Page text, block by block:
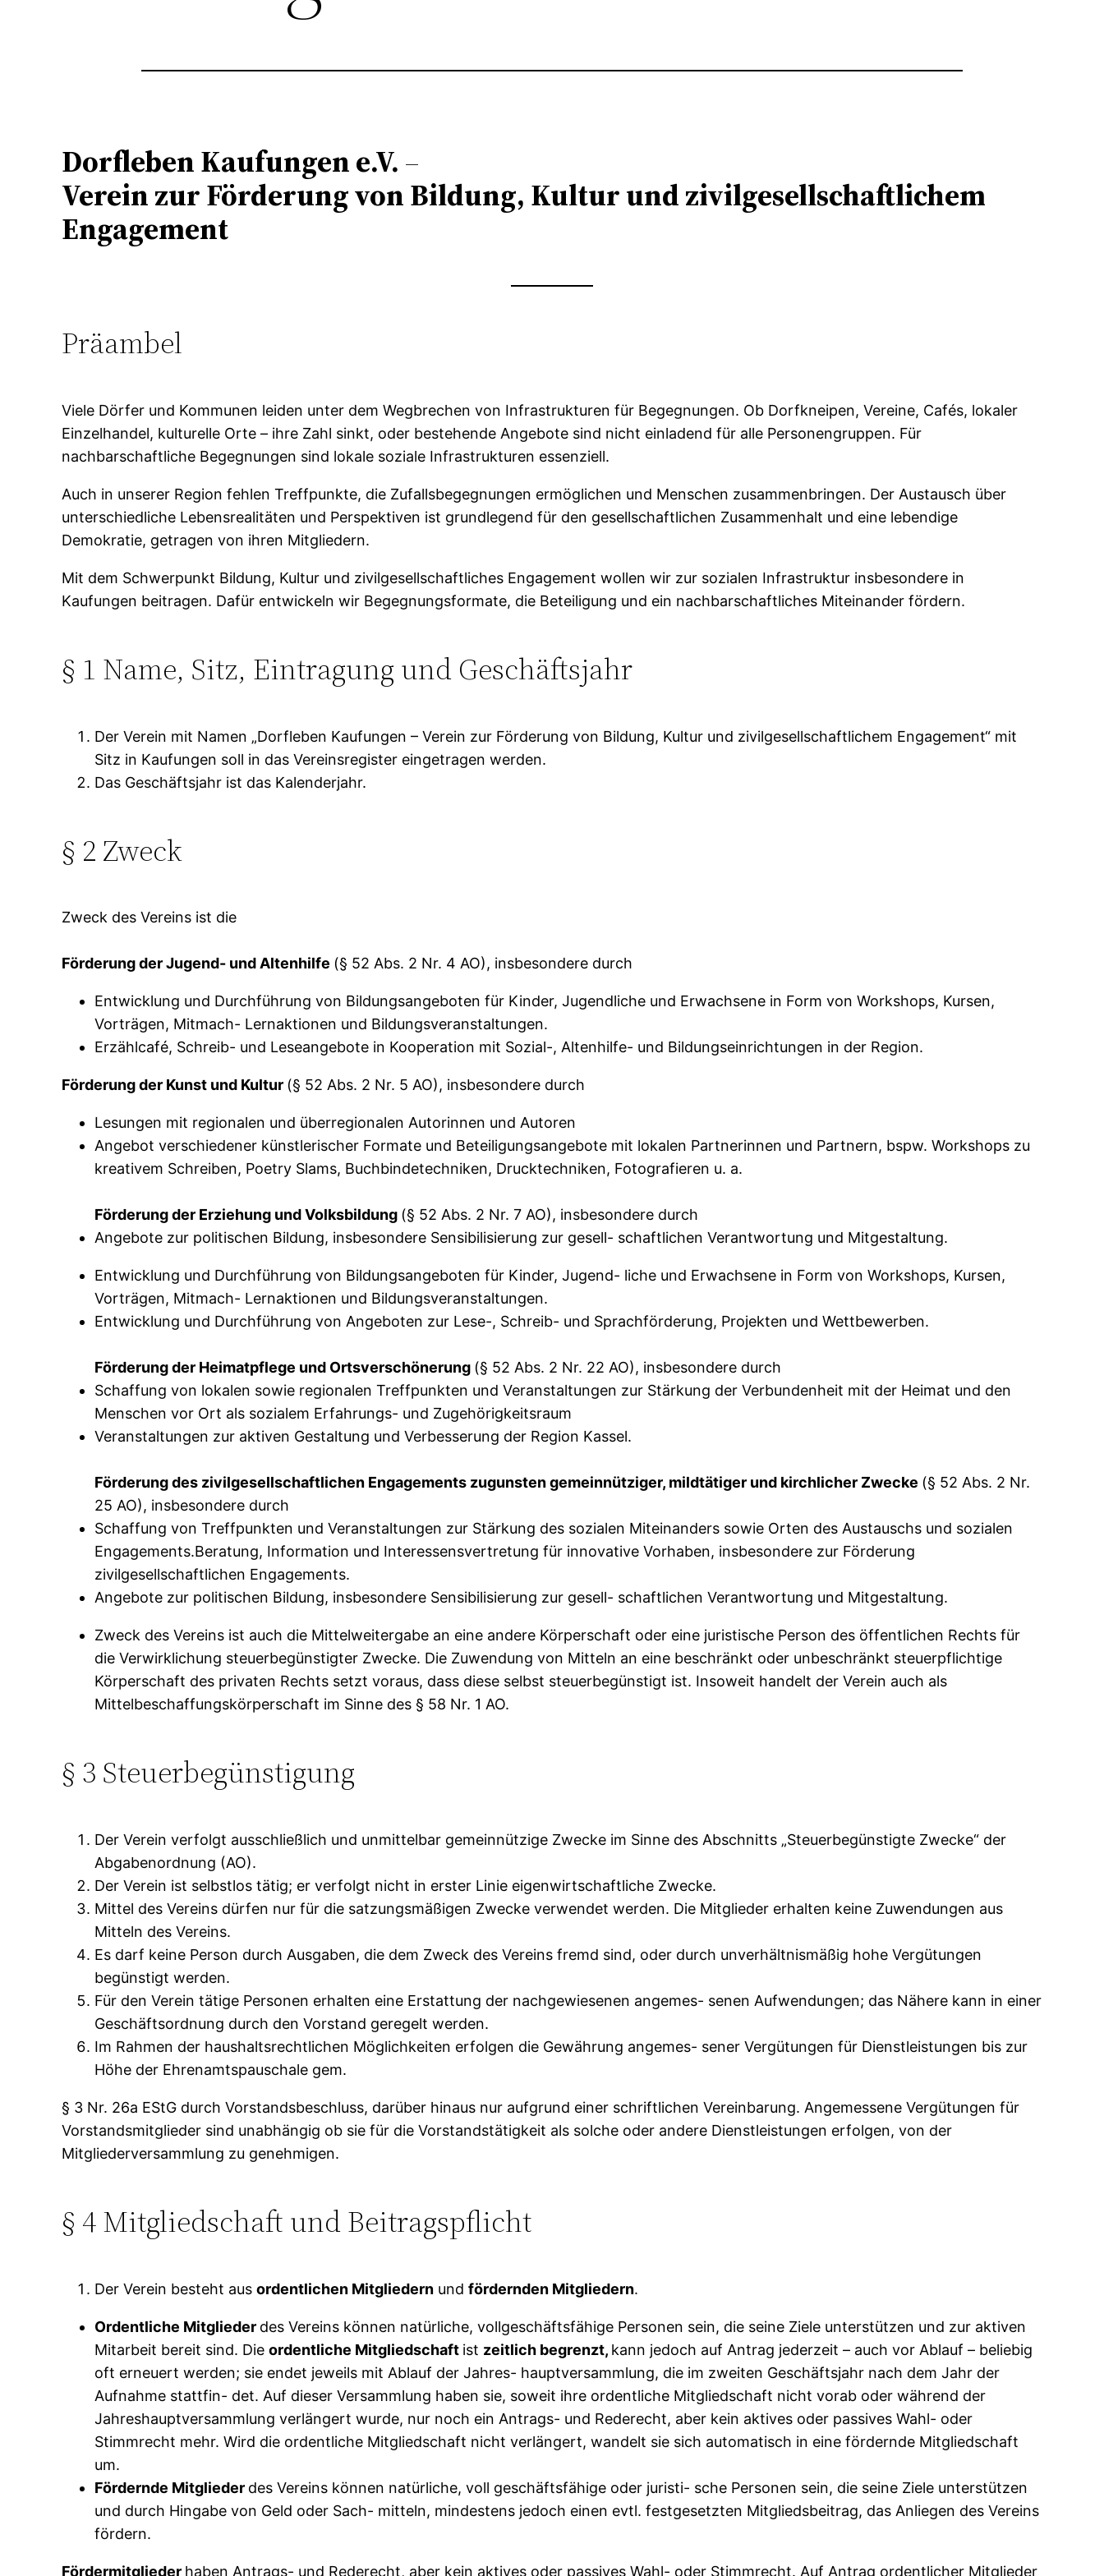
Dorfleben Kaufungen e.V. –
Verein zur Förderung von Bildung, Kultur und zivilgesellschaftlichem
Engagement
Präambel
Viele Dörfer und Kommunen leiden unter dem Wegbrechen von Infrastrukturen für Begegnungen. Ob Dorfkneipen, Vereine, Cafés, lokaler
Einzelhandel, kulturelle Orte – ihre Zahl sinkt, oder bestehende Angebote sind nicht einladend für alle Personengruppen. Für
nachbarschaftliche Begegnungen sind lokale soziale Infrastrukturen essenziell.
Auch in unserer Region fehlen Treffpunkte, die Zufallsbegegnungen ermöglichen und Menschen zusammenbringen. Der Austausch über
unterschiedliche Lebensrealitäten und Perspektiven ist grundlegend für den gesellschaftlichen Zusammenhalt und eine lebendige
Demokratie, getragen von ihren Mitgliedern.
Mit dem Schwerpunkt Bildung, Kultur und zivilgesellschaftliches Engagement wollen wir zur sozialen Infrastruktur insbesondere in
Kaufungen beitragen. Dafür entwickeln wir Begegnungsformate, die Beteiligung und ein nachbarschaftliches Miteinander fördern.
§ 1 Name, Sitz, Eintragung und Geschäftsjahr
Der Verein mit Namen „Dorfleben Kaufungen – Verein zur Förderung von Bildung, Kultur und zivilgesellschaftlichem Engagement“ mit
Sitz in Kaufungen soll in das Vereinsregister eingetragen werden.
Das Geschäftsjahr ist das Kalenderjahr.
§ 2 Zweck
Zweck des Vereins ist die
Förderung der Jugend- und Altenhilfe (§ 52 Abs. 2 Nr. 4 AO), insbesondere durch
Entwicklung und Durchführung von Bildungsangeboten für Kinder, Jugendliche und Erwachsene in Form von Workshops, Kursen,
Vorträgen, Mitmach- Lernaktionen und Bildungsveranstaltungen.
Erzählcafé, Schreib- und Leseangebote in Kooperation mit Sozial-, Altenhilfe- und Bildungseinrichtungen in der Region.
Förderung der Kunst und Kultur (§ 52 Abs. 2 Nr. 5 AO), insbesondere durch
Lesungen mit regionalen und überregionalen Autorinnen und Autoren
Angebot verschiedener künstlerischer Formate und Beteiligungsangebote mit lokalen Partnerinnen und Partnern, bspw. Workshops zu
kreativem Schreiben, Poetry Slams, Buchbindetechniken, Drucktechniken, Fotografieren u. a.
Förderung der Erziehung und Volksbildung (§ 52 Abs. 2 Nr. 7 AO), insbesondere durch
Angebote zur politischen Bildung, insbesondere Sensibilisierung zur gesell- schaftlichen Verantwortung und Mitgestaltung.
Entwicklung und Durchführung von Bildungsangeboten für Kinder, Jugend- liche und Erwachsene in Form von Workshops, Kursen,
Vorträgen, Mitmach- Lernaktionen und Bildungsveranstaltungen.
Entwicklung und Durchführung von Angeboten zur Lese-, Schreib- und Sprachförderung, Projekten und Wettbewerben.
Förderung der Heimatpflege und Ortsverschönerung (§ 52 Abs. 2 Nr. 22 AO), insbesondere durch
Schaffung von lokalen sowie regionalen Treffpunkten und Veranstaltungen zur Stärkung der Verbundenheit mit der Heimat und den
Menschen vor Ort als sozialem Erfahrungs- und Zugehörigkeitsraum
Veranstaltungen zur aktiven Gestaltung und Verbesserung der Region Kassel.
Förderung des zivilgesellschaftlichen Engagements zugunsten gemeinnütziger, mildtätiger und kirchlicher Zwecke (§ 52 Abs. 2 Nr.
25 AO), insbesondere durch
Schaffung von Treffpunkten und Veranstaltungen zur Stärkung des sozialen Miteinanders sowie Orten des Austauschs und sozialen
Engagements.Beratung, Information und Interessensvertretung für innovative Vorhaben, insbesondere zur Förderung
zivilgesellschaftlichen Engagements.
Angebote zur politischen Bildung, insbesondere Sensibilisierung zur gesell- schaftlichen Verantwortung und Mitgestaltung.
Zweck des Vereins ist auch die Mittelweitergabe an eine andere Körperschaft oder eine juristische Person des öffentlichen Rechts für
die Verwirklichung steuerbegünstigter Zwecke. Die Zuwendung von Mitteln an eine beschränkt oder unbeschränkt steuerpflichtige
Körperschaft des privaten Rechts setzt voraus, dass diese selbst steuerbegünstigt ist. Insoweit handelt der Verein auch als
Mittelbeschaffungskörperschaft im Sinne des § 58 Nr. 1 AO.
§ 3 Steuerbegünstigung
Der Verein verfolgt ausschließlich und unmittelbar gemeinnützige Zwecke im Sinne des Abschnitts „Steuerbegünstigte Zwecke“ der
Abgabenordnung (AO).
Der Verein ist selbstlos tätig; er verfolgt nicht in erster Linie eigenwirtschaftliche Zwecke.
Mittel des Vereins dürfen nur für die satzungsmäßigen Zwecke verwendet werden. Die Mitglieder erhalten keine Zuwendungen aus
Mitteln des Vereins.
Es darf keine Person durch Ausgaben, die dem Zweck des Vereins fremd sind, oder durch unverhältnismäßig hohe Vergütungen
begünstigt werden.
Für den Verein tätige Personen erhalten eine Erstattung der nachgewiesenen angemes- senen Aufwendungen; das Nähere kann in einer
Geschäftsordnung durch den Vorstand geregelt werden.
Im Rahmen der haushaltsrechtlichen Möglichkeiten erfolgen die Gewährung angemes- sener Vergütungen für Dienstleistungen bis zur
Höhe der Ehrenamtspauschale gem.
§ 3 Nr. 26a EStG durch Vorstandsbeschluss, darüber hinaus nur aufgrund einer schriftlichen Vereinbarung. Angemessene Vergütungen für
Vorstandsmitglieder sind unabhängig ob sie für die Vorstandstätigkeit als solche oder andere Dienstleistungen erfolgen, von der
Mitgliederversammlung zu genehmigen.
§ 4 Mitgliedschaft und Beitragspflicht
Der Verein besteht ausordentlichen Mitgliedern undfördernden Mitgliedern.
Ordentliche Mitglieder des Vereins können natürliche, vollgeschäftsfähige Personen sein, die seine Ziele unterstützen und zur aktiven
Mitarbeit bereit sind. Dieordentliche Mitgliedschaft ist zeitlich begrenzt, kann jedoch auf Antrag jederzeit – auch vor Ablauf – beliebig
oft erneuert werden; sie endet jeweils mit Ablauf der Jahres- hauptversammlung, die im zweiten Geschäftsjahr nach dem Jahr der
Aufnahme stattfin- det. Auf dieser Versammlung haben sie, soweit ihre ordentliche Mitgliedschaft nicht vorab oder während der
Jahreshauptversammlung verlängert wurde, nur noch ein Antrags- und Rederecht, aber kein aktives oder passives Wahl- oder
Stimmrecht mehr. Wird die ordentliche Mitgliedschaft nicht verlängert, wandelt sie sich automatisch in eine fördernde Mitgliedschaft
um.
Fördernde Mitglieder des Vereins können natürliche, voll geschäftsfähige oder juristi- sche Personen sein, die seine Ziele unterstützen
und durch Hingabe von Geld oder Sach- mitteln, mindestens jedoch einen evtl. festgesetzten Mitgliedsbeitrag, das Anliegen des Vereins
fördern.
Fördermitglieder haben Antrags- und Rederecht, aber kein aktives oder passives Wahl- oder Stimmrecht. Auf Antrag ordentlicher Mitglieder